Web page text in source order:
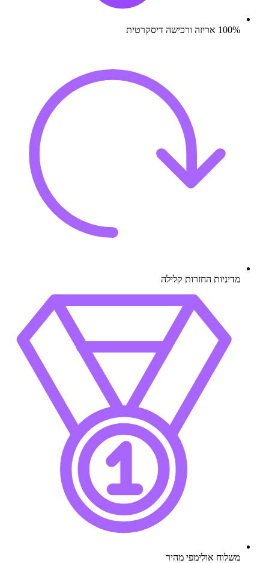
100% אריזה ורכישה דיסקרטית
מדיניות החזרות קלילה
משלוח אולימפי מהיר